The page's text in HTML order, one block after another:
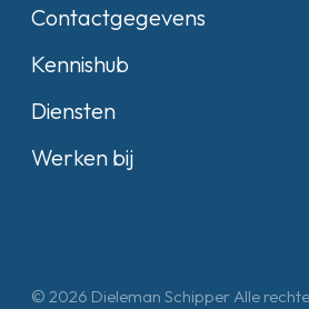
Contactgegevens
Kennishub
Diensten
Werken bij
© 2026 Dieleman Schipper Alle